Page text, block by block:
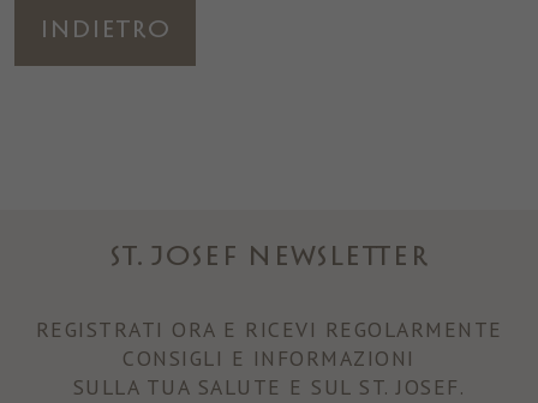
Indietro
ST. JOSEF NEWSLETTER
REGISTRATI ORA E RICEVI REGOLARMENTE
CONSIGLI E INFORMAZIONI
SULLA TUA SALUTE E SUL ST. JOSEF.